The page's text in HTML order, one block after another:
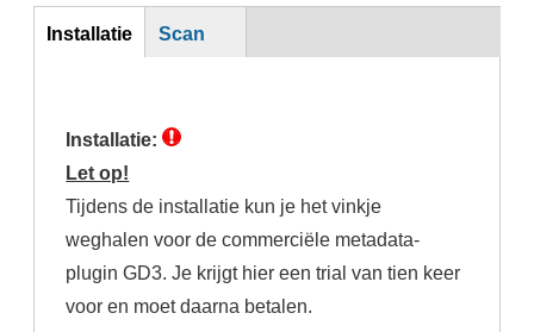
Inst
Installatie
Scan
Installatie:
Let op!
Tijdens de installatie kun je het vinkje
weghalen voor de commerciële metadata-
plugin GD3. Je krijgt hier een trial van tien keer
voor en moet daarna betalen.